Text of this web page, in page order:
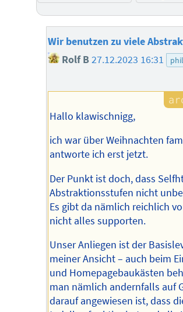
Wir benutzen zu viele
Rolf B27.12.2023 16:31
Hallo klawischnigg,
ich war über Weihnachten
antworte ich erst jetzt.
Der Punkt ist doch, dass
Abstraktionsstufen nicht
Es gibt da nämlich reichlich
nicht alles supporten.
Unser Anliegen ist der
meiner Ansicht – auch beim
und Homepagebaukästen
man nämlich andernfalls auf
darauf angewiesen ist, dass